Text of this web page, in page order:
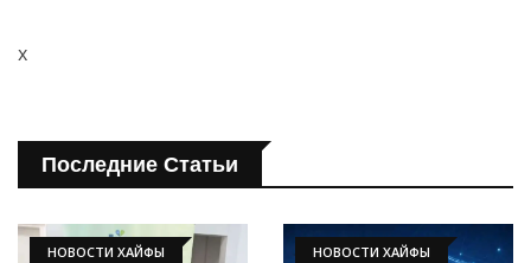
x
Последние Статьи
НОВОСТИ ХАЙФЫ НОВОСТИ ХАЙФЫ